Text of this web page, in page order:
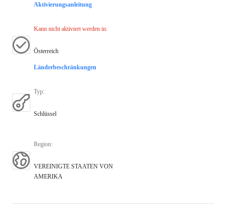
Aktivierungsanleitung
Kann nicht aktiviert werden in:
Österreich
Länderbeschränkungen
Typ:
Schlüssel
Region:
VEREINIGTE STAATEN VON
AMERIKA